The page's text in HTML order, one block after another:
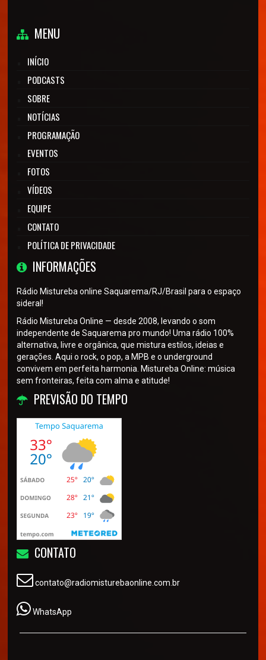
MENU
INÍCIO
PODCASTS
SOBRE
NOTÍCIAS
PROGRAMAÇÃO
EVENTOS
FOTOS
VÍDEOS
EQUIPE
CONTATO
POLÍTICA DE PRIVACIDADE
INFORMAÇÕES
Rádio Mistureba online Saquarema/RJ/Brasil para o espaço
sideral!
Rádio Mistureba Online — desde 2008, levando o som
independente de Saquarema pro mundo! Uma rádio 100%
alternativa, livre e orgânica, que mistura estilos, ideias e
gerações. Aqui o rock, o pop, a MPB e o underground
convivem em perfeita harmonia. Mistureba Online: música
sem fronteiras, feita com alma e atitude!
PREVISÃO DO TEMPO
CONTATO
contato@radiomisturebaonline.com.br
WhatsApp